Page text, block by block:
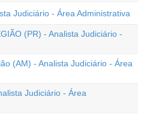
Judiciário - Área Administrativa
(PR) - Analista Judiciário -
(AM) - Analista Judiciário - Área
Judiciário - Área